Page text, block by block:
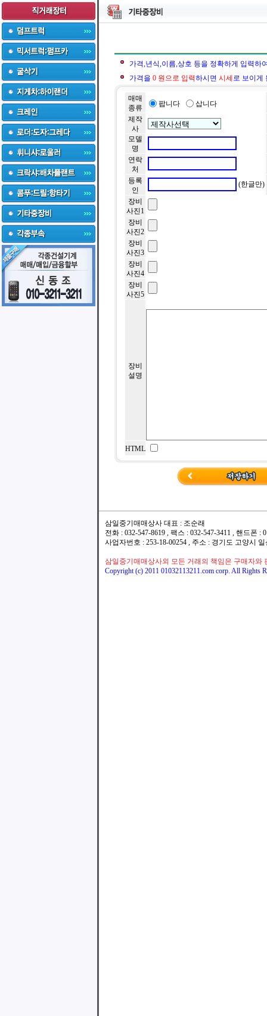
가격,년식,이름,상호 등을 정확하게 입력하
가격을 0 원으로 입력하시면 시세 로 보이게
매매
종류
팝니다
삽니다
제작
사
모델
명
연락
처
등록
인
(한글만)
장비
사진1
장비
사진2
장비
사진3
장비
사진4
장비
사진5
장비
설명
HTML
삼일중기매매상사 대표 : 조순래
전화 : 032-547-8619 , 팩스 : 032-547-3411 , 핸드폰
사업자번호 : 253-18-00254 , 주소 : 경기도 고양시
삼일중기매매상사외 모든 거래의 책임은 구매자와
Copyright (c) 2011 01032113211.com corp. All Rights